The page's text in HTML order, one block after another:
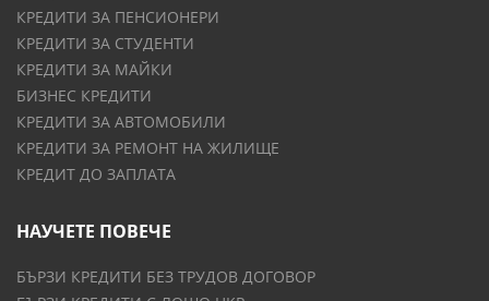
КРЕДИТИ ЗА ПЕНСИОНЕРИ
КРЕДИТИ ЗА СТУДЕНТИ
КРЕДИТИ ЗА МАЙКИ
БИЗНЕС КРЕДИТИ
КРЕДИТИ ЗА АВТОМОБИЛИ
КРЕДИТИ ЗА РЕМОНТ НА ЖИЛИЩЕ
КРЕДИТ ДО ЗАПЛАТА
НАУЧЕТЕ ПОВЕЧЕ
БЪРЗИ КРЕДИТИ БЕЗ ТРУДОВ ДОГОВОР